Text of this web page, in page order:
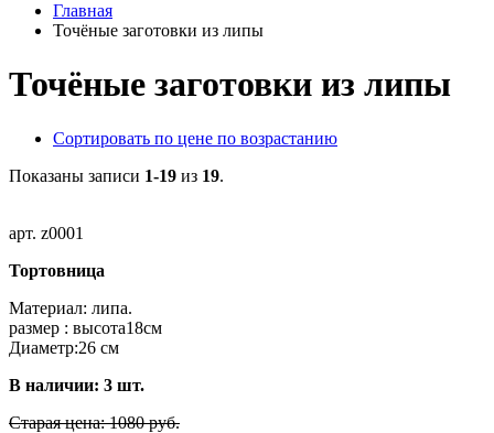
Главная
Точёные заготовки из липы
Точёные заготовки из липы
Сортировать по цене по возрастанию
Показаны записи 1-19 из 19.
арт. z0001
Тортовница
Материал: липа.
размер : высота18cм
Диаметр:26 см
В наличии: 3 шт.
Старая цена: 1080 руб.